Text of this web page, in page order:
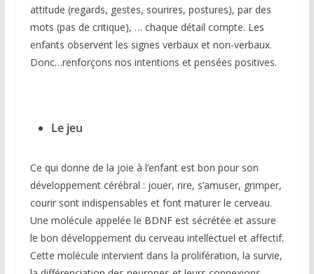
attitude (regards, gestes, sourires, postures), par des
mots (pas de critique), … chaque détail compte. Les
enfants observent les signes verbaux et non-verbaux.
Donc…renforçons nos intentions et pensées positives.
Le jeu
Ce qui donne de la joie à l’enfant est bon pour son
développement cérébral : jouer, rire, s’amuser, grimper,
courir sont indispensables et font maturer le cerveau.
Une molécule appelée le BDNF est sécrétée et assure
le bon développement du cerveau intellectuel et affectif.
Cette molécule intervient dans la prolifération, la survie,